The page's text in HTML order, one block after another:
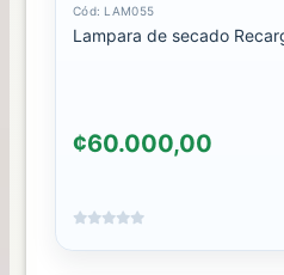
Cód: LAM055
Lampara de secado
¢60.000,00